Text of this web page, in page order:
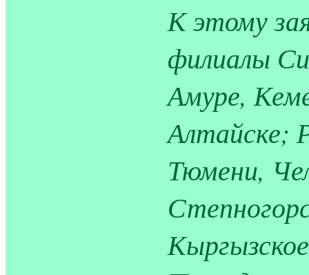
К этому
филиалы
Амуре,
Алтайске;
Тюмени,